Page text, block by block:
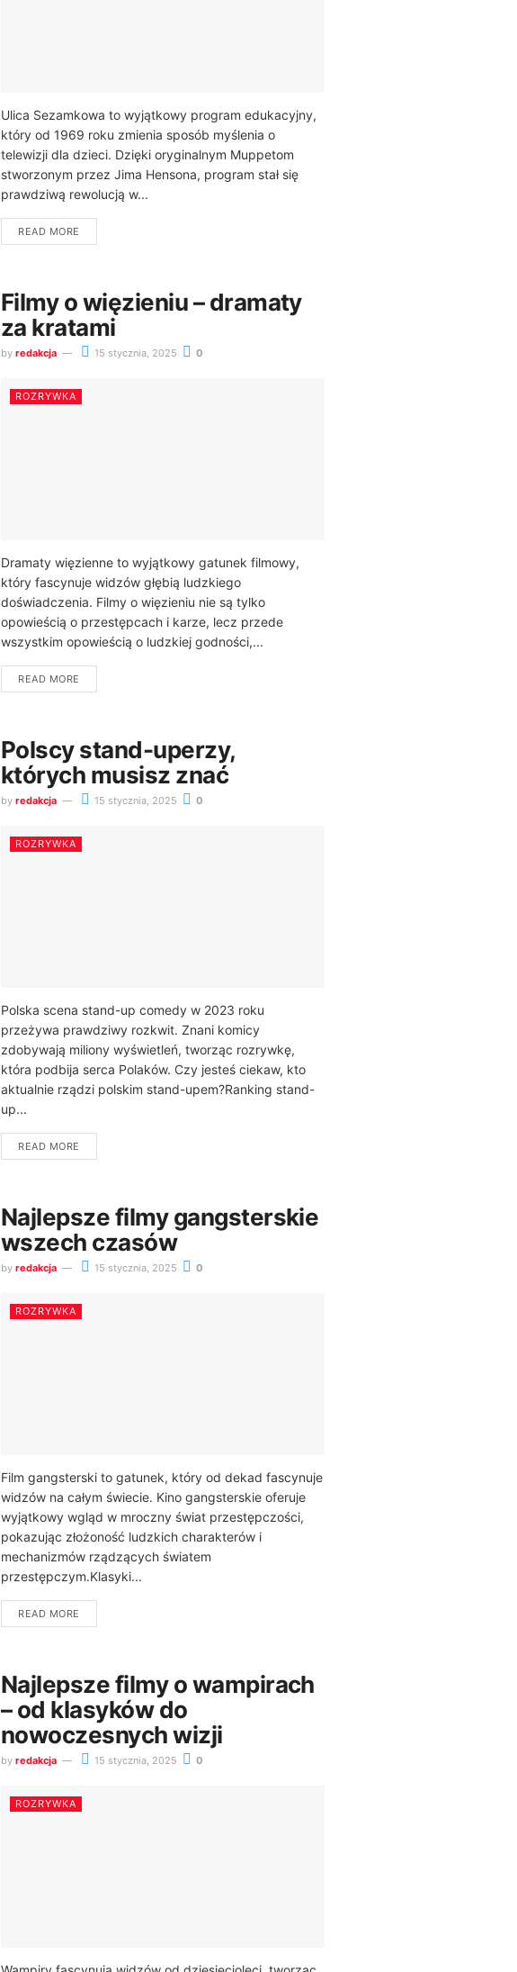
Ulica Sezamkowa to wyjątkowy program edukacyjny,
który od 1969 roku zmienia sposób myślenia o
telewizji dla dzieci. Dzięki oryginalnym Muppetom
stworzonym przez Jima Hensona, program stał się
prawdziwą rewolucją w...
READ MORE
Filmy o więzieniu – dramaty
za kratami
by redakcja 15 stycznia, 2025 0
ROZRYWKA
Dramaty więzienne to wyjątkowy gatunek filmowy,
który fascynuje widzów głębią ludzkiego
doświadczenia. Filmy o więzieniu nie są tylko
opowieścią o przestępcach i karze, lecz przede
wszystkim opowieścią o ludzkiej godności,...
READ MORE
Polscy stand-uperzy,
których musisz znać
by redakcja 15 stycznia, 2025 0
ROZRYWKA
Polska scena stand-up comedy w 2023 roku
przeżywa prawdziwy rozkwit. Znani komicy
zdobywają miliony wyświetleń, tworząc rozrywkę,
która podbija serca Polaków. Czy jesteś ciekaw, kto
aktualnie rządzi polskim stand-upem?Ranking stand-
up...
READ MORE
Najlepsze filmy gangsterskie
wszech czasów
by redakcja 15 stycznia, 2025 0
ROZRYWKA
Film gangsterski to gatunek, który od dekad fascynuje
widzów na całym świecie. Kino gangsterskie oferuje
wyjątkowy wgląd w mroczny świat przestępczości,
pokazując złożoność ludzkich charakterów i
mechanizmów rządzących światem
przestępczym.Klasyki...
READ MORE
Najlepsze filmy o wampirach
– od klasyków do
nowoczesnych wizji
by redakcja 15 stycznia, 2025 0
ROZRYWKA